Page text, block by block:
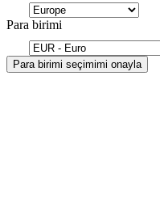
Para birimi
Para birimi seçimimi onayla